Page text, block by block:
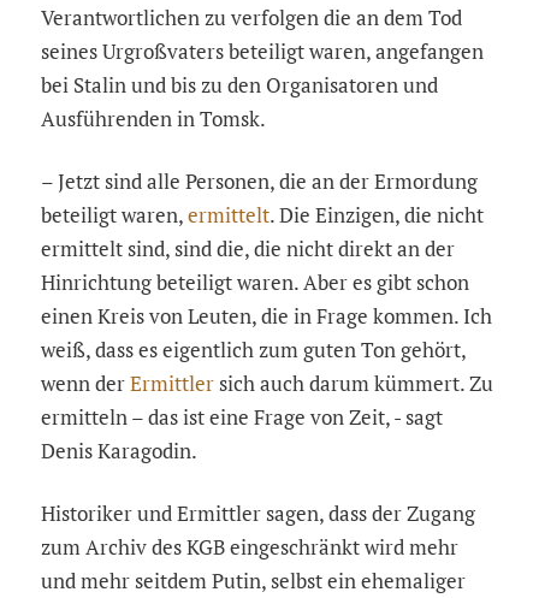
Verantwortlichen zu verfolgen die an dem Tod
seines Urgroßvaters beteiligt waren, angefangen
bei Stalin und bis zu den Organisatoren und
Ausführenden in Tomsk.
– Jetzt sind alle Personen, die an der Ermordung
beteiligt waren,ermittelt. Die Einzigen, die nicht
ermittelt sind, sind die, die nicht direkt an der
Hinrichtung beteiligt waren. Aber es gibt schon
einen Kreis von Leuten, die in Frage kommen. Ich
weiß, dass es eigentlich zum guten Ton gehört,
wenn derErmittler sich auch darum kümmert. Zu
ermitteln – das ist eine Frage von Zeit, - sagt
Denis Karagodin.
Historiker und Ermittler sagen, dass der Zugang
zum Archiv des KGB eingeschränkt wird mehr
und mehr seitdem Putin, selbst ein ehemaliger